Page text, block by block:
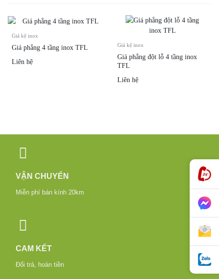
Giá kệ inox
Giá phẳng 4 tầng inox TFL
Liên hệ
Giá kệ inox
Giá phẳng đột lỗ 4 tầng inox
TFL
Liên hệ
VẬN CHUYỂN
Miễn phí bán kính 20km
CAM KẾT
Đổi trả, hoàn tiền